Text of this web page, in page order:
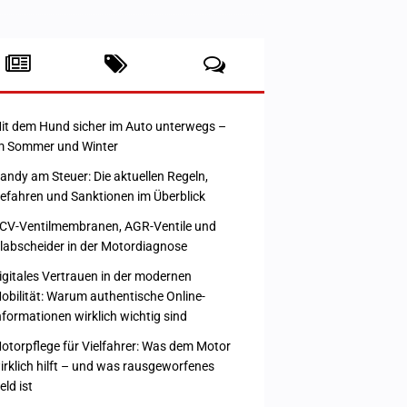
dem Hund sicher im Auto unterwegs –
Sommer und Winter
am Steuer: Die aktuellen Regeln,
und Sanktionen im Überblick
Ventilmembranen, AGR-Ventile und
in der Motordiagnose
Vertrauen in der modernen
Warum authentische Online-
wirklich wichtig sind
für Vielfahrer: Was dem Motor
hilft – und was rausgeworfenes
ist